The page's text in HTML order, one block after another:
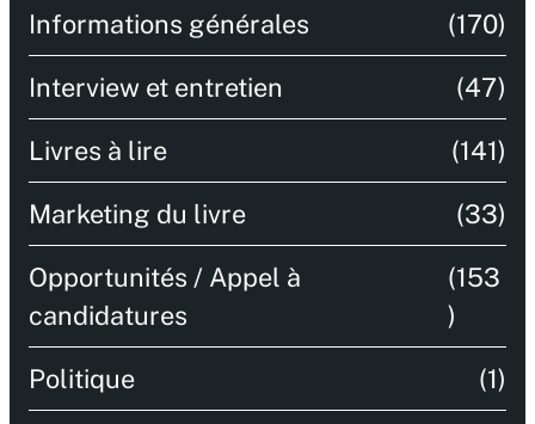
Informations générales (170)
Interview et entretien (47)
Livres à lire (141)
Marketing du livre (33)
Opportunités / Appel à
candidatures
(153
)
Politique (1)